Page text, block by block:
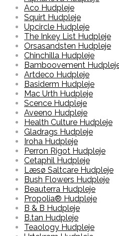
Aco Hudpleje
Squirt Hudpleje
Upcircle Hudpleje
The Inkey List Hudpleje
Orsasandsten Hudpleje
Chinchilla Hudpleje
Bamboovement
Artdeco Hudpleje
Basiderm Hudpleje
Mac Urth Hudpleje
Scence Hudpleje
Aveeno Hudpleje
Health Culture Hudpleje
Gladrags Hudpleje
Iroha Hudpleje
Perron Rigot Hudpleje
Cetaphil Hudpleje
Læsø Saltcare Hudpleje
Bush Flowers Hudpleje
Beauterra Hudpleje
Propolia® Hudpleje
B & B Hudpleje
B.tan Hudpleje
Teaology Hudpleje